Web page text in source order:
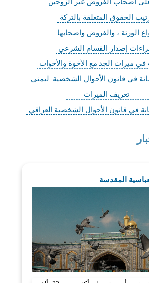
على أصحاب الفروض غير الزوجين
الحقوق المتعلقة بالتركة
الورثة ، والفروض واصحابها
إصدار القسام الشرعي
في ميراث الجد مع الأخوة والأخوات
في قانون الأحوال الشخصية اليمني
تعريف الميراث
في قانون الأحوال الشخصية العراقي
المقدسة